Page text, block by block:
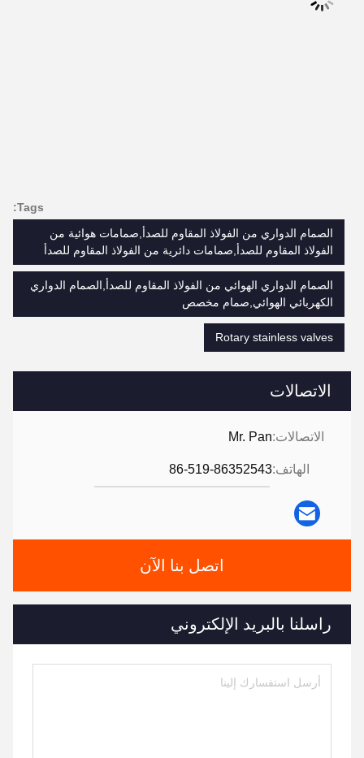
الاتصالات
الاتصالات:Mr. Pan
الهاتف:86-519-86352543
اتصل بنا الآن
راسلنا بالبريد الإلكتروني
Tags:
الصمام الدواري من الفولاذ المقاوم للصدأ,صمامات هوائية من
الفولاذ المقاوم للصدأ,صمامات دائرية من الفولاذ المقاوم للصدأ
الصمام الدواري الهوائي من الفولاذ المقاوم للصدأ,الصمام الدواري
الكهربائي الهوائي,صمام مخصص
Rotary stainless valves